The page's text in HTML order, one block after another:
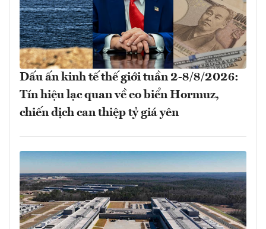
Dấu ấn kinh tế thế giới tuần 2-8/8/2026:
Tín hiệu lạc quan về eo biển Hormuz,
chiến dịch can thiệp tỷ giá yên